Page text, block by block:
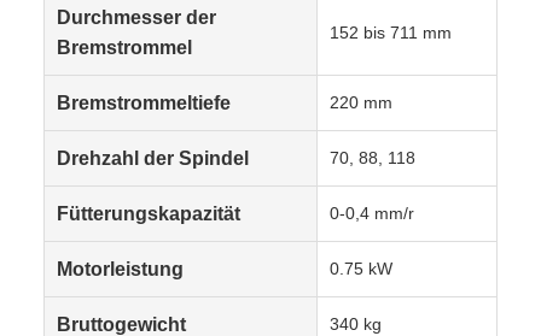
Durchmesser der
Bremstrommel
152 bis 711 mm
Bremstrommeltiefe 220 mm
Drehzahl der Spindel 70, 88, 118
Fütterungskapazität 0-0,4 mm/r
Motorleistung 0.75 kW
Bruttogewicht 340 kg